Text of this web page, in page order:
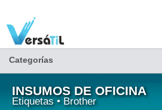
Categorías
INSUMOS DE OFICINA
Etiquetas • Brother